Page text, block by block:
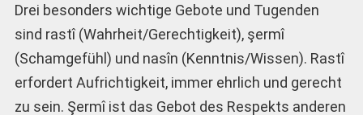
Drei besonders wichtige Gebote und Tugenden
sind rastî (Wahrheit/Gerechtigkeit), şermî
(Schamgefühl) und nasîn (Kenntnis/Wissen). Rastî
erfordert Aufrichtigkeit, immer ehr­lich und gerecht
zu sein. Şermî ist das Gebot des Respekts anderen